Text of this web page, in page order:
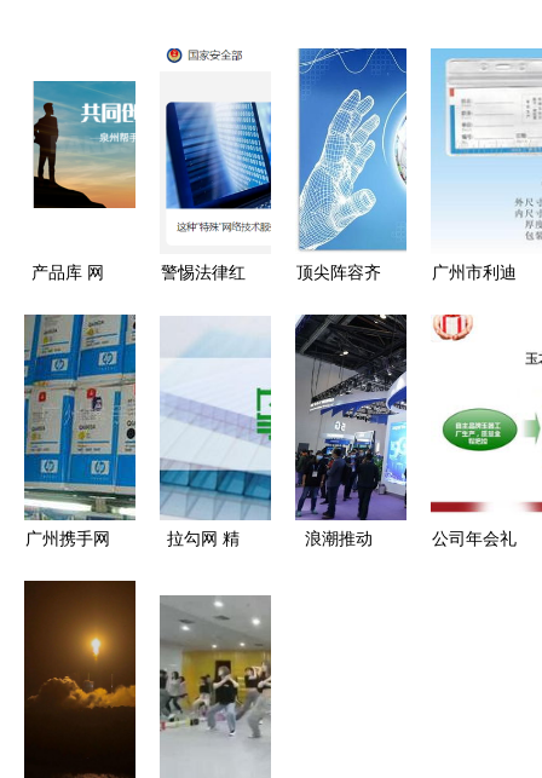
产品库 网
务，构建企
业数字化基
石
警惕法律红
为境外间谍
络技术服务
被依法处罚
顶尖阵容齐
络技术服务
领域迎来专
家时代
广州市利迪
证卡与奖品
解决方案及
网络技术服
广州携手网
鼓产品与网
络技术服务
的双重赋能
拉勾网 精
站式网络技
术服务专家
浪潮推动
公司年会礼